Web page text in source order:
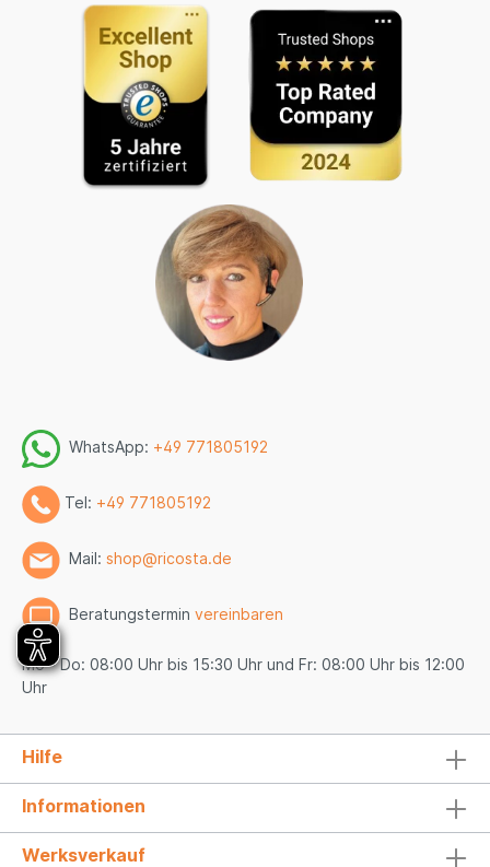
WhatsApp: +49 771805192
Tel: +49 771805192
Mail: shop@ricosta.de
Beratungstermin vereinbaren
Mo - Do: 08:00 Uhr bis 15:30 Uhr und Fr: 08:00 Uhr bis 12:00
Uhr
Hilfe
Informationen
Werksverkauf